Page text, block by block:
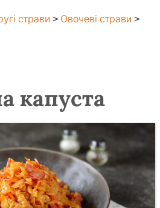
страви > Овочеві страви >
капуста